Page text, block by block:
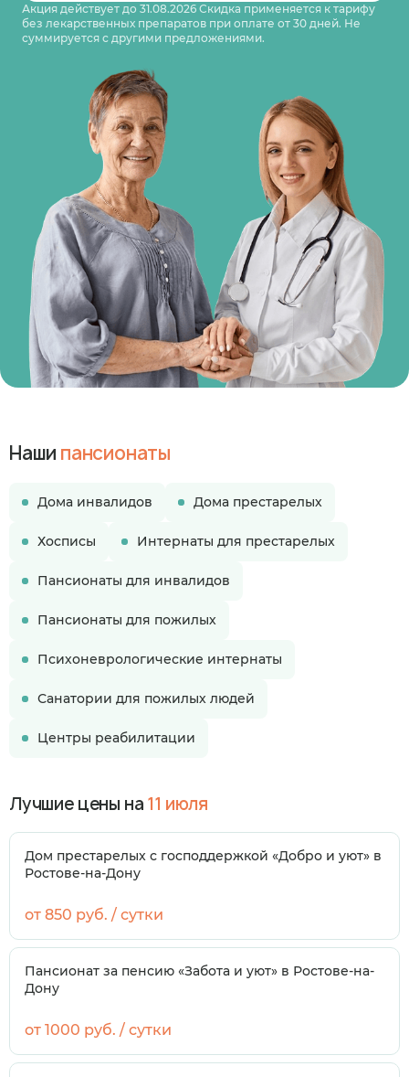
Акция действует до 31.08.2026 Скидка применяется к тарифу
без лекарственных препаратов при оплате от 30 дней. Не
суммируется с другими предложениями.
Наши пансионаты
Дома инвалидов Дома престарелых
Хосписы Интернаты для престарелых
Пансионаты для инвалидов
Пансионаты для пожилых
Психоневрологические интернаты
Санатории для пожилых людей
Центры реабилитации
Лучшие цены на 11 июля
Дом престарелых с господдержкой «Добро и уют» в
Ростове-на-Дону
от 850 руб. / сутки
Пансионат за пенсию «Забота и уют» в Ростове-на-
Дону
от 1000 руб. / сутки